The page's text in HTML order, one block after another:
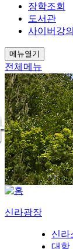
장학조회
도서관
사이버강의
메뉴열기
전체메뉴
신라광장
신라
대학